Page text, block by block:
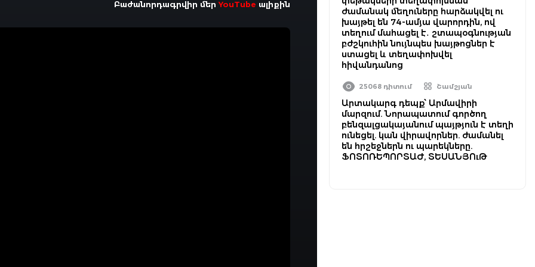
Բաժանորդագրվիր մերYouTube ալիքին
ժամանակ մեղուները հարձակվել ու
խայթել են 74-ամյա վարորդին, ով
տեղում մահացել է․ շտապօգնության
բժշկուհին նույնպես խայթոցներ է
ստացել և տեղափոխվել
հիվանդանոց
25068 դիտում Շամշյան
Արտակարգ դեպք՝ Արմավիրի
մարզում. Նորապատում գործող
բենզալցակայանում պայթյուն է տեղի
ունեցել. կան վիրավորներ. ժամանել
են հրշեջներն ու պարեկները.
ՖՈՏՈՌԵՊՈՐՏԱԺ, ՏԵՍԱՆՅՈւԹ